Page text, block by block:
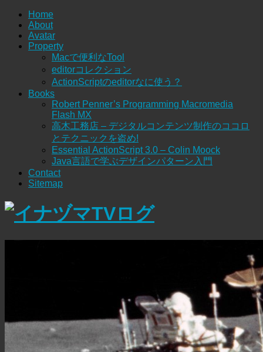
Home
About
Avatar
Property
Macで便利なTool
editorコレクション
ActionScriptのeditorなに使う？
Books
Robert Penner’s Programming Macromedia
Flash MX
高木工務店 – デジタルコンテンツ制作のココロ
とテクニックを盗め!
Essential ActionScript 3.0 – Colin Moock
Java言語で学ぶデザインパターン入門
Contact
Sitemap